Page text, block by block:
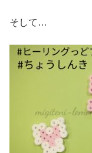
そして…